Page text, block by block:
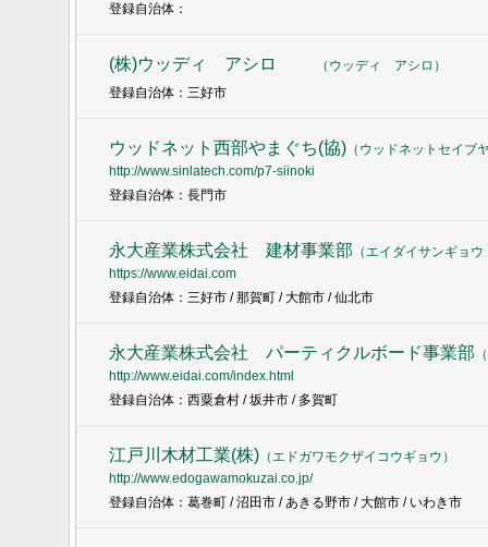
登録自治体：
(株)ウッディ アシロ （ ウッディ アシロ ）
登録自治体：三好市
ウッドネット西部やまぐち(協)（ ウッドネットセイブ
http://www.sinlatech.com/p7-siinoki
登録自治体：長門市
永大産業株式会社 建材事業部 （エイダイサンギョ
https://www.eidai.com
登録自治体：三好市 / 那賀町 / 大館市 / 仙北市
永大産業株式会社 パーティクルボード事業部 （
http://www.eidai.com/index.html
登録自治体：西粟倉村 / 坂井市 / 多賀町
江戸川木材工業(株)（エドガワモクザイコウギョウ ）
http://www.edogawamokuzai.co.jp/
登録自治体：葛巻町 / 沼田市 / あきる野市 / 大館市 / いわき市